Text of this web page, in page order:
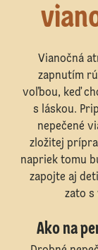
Vianočná
zapnutím
voľbou, keď
s láskou.
nepečené
zložitej
napriek tomu
zapojte aj
zato s
Ako na